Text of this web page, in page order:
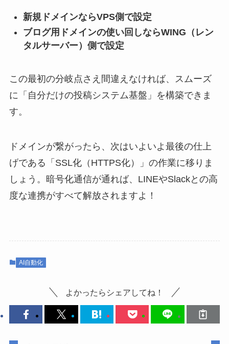
新規ドメインならVPS側で設定
ブログ用ドメインの使い回しならWING（レン
タルサーバー）側で設定
この最初の分岐点さえ間違えなければ、スムーズ
に「自分だけの投稿システム基盤」を構築できま
す。
ドメインが繋がったら、次はいよいよ最後の仕上
げである「SSL化（HTTPS化）」の作業に移りま
しょう。暗号化通信が通れば、LINEやSlackとの高
度な連携がすべて解放されますよ！
AI自動化
よかったらシェアしてね！